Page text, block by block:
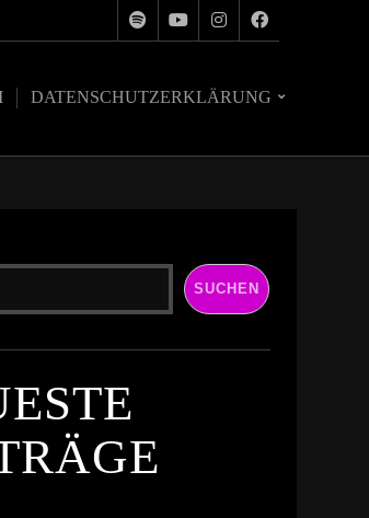
DATENSCHUTZERKLÄRUNG
SUCHEN